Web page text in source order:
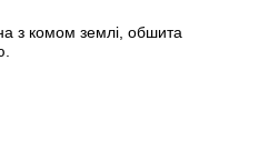
з комом землі, обшита